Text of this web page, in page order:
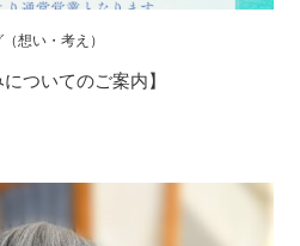
想い・考え）
ついてのご案内】